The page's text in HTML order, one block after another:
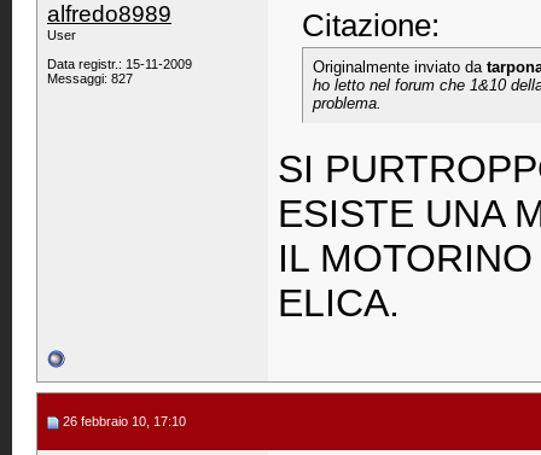
alfredo8989
User
Data registr.: 15-11-2009
Messaggi: 827
Citazione:
Originalmente inviato da
ho letto nel forum che 1&10
problema.
SI
ESISTE UNA
IL
ELICA.
26 febbraio 10, 17:10